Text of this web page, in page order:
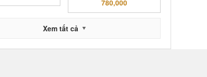
780,000
Xem tất cả